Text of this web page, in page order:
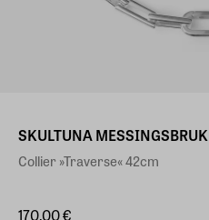
SKULTUNA MESSINGSBRUK
Collier »Traverse« 42cm
170,00 €